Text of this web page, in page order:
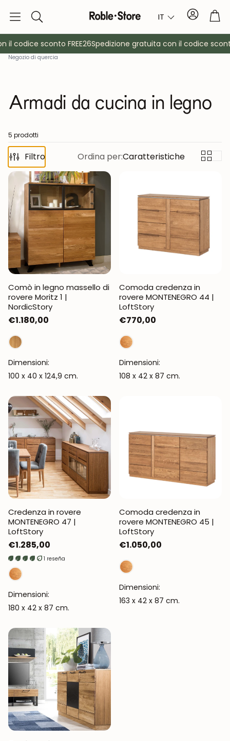
Ricerca IT Conto
Credenze Console
Armadietti
Appendiabiti Mobili
codice sconto FREE26Spedizione gratuita con il codice sconto
Negozio di quercia
Armadi da cucina in legno
5 prodotti
Filtro Ordina per:Caratteristiche
Comò in legno massello di
rovere Moritz 1 |
NordicStory
Prezzo
normale
€1.180,00
Dimensioni:
100 x 40 x 124,9 cm.
Comoda credenza in
rovere MONTENEGRO 44 |
LoftStory
Prezzo
normale
€770,00
Dimensioni:
108 x 42 x 87 cm.
Credenza in rovere
MONTENEGRO 47 |
LoftStory
Prezzo
normale
€1.285,00
1 reseña
Dimensioni:
180 x 42 x 87 cm.
Comoda credenza in
rovere MONTENEGRO 45 |
LoftStory
Prezzo
normale
€1.050,00
Dimensioni:
163 x 42 x 87 cm.